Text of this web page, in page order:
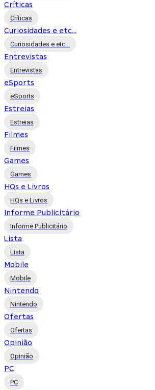
Críticas
Críticas
Curiosidades e etc...
Curiosidades e etc...
Entrevistas
Entrevistas
eSports
eSports
Estreias
Estreias
Filmes
Filmes
Games
Games
HQs e Livros
HQs e Livros
Informe Publicitário
Informe Publicitário
Lista
Lista
Mobile
Mobile
Nintendo
Nintendo
Ofertas
Ofertas
Opinião
Opinião
PC
PC